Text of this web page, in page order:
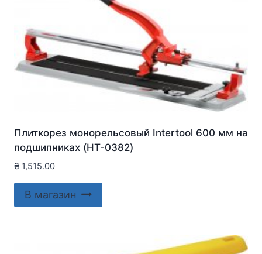
Плиткорез монорельсовый Intertool 600 мм на
подшипниках (HT-0382)
₴ 1,515.00
В магазин